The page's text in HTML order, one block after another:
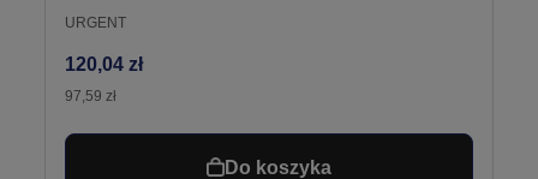
URGENT
120,04 zł
97,59 zł
Do koszyka